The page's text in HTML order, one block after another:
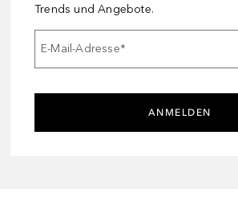
Trends und Angebote.
E-Mail-Adresse*
ANMELDEN